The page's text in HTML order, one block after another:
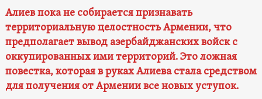
Алиев пока не собирается признавать
территориальную целостность Армении, что
предполагает вывод азербайджанских войск с
оккупированных ими территорий. Это ложная
повестка, которая в руках Алиева стала средством
для получения от Армении все новых уступок.